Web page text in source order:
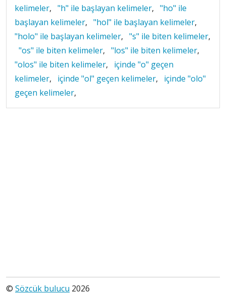
kelimeler, "h" ile başlayan kelimeler, "ho" ile
başlayan kelimeler, "hol" ile başlayan kelimeler,
"holo" ile başlayan kelimeler, "s" ile biten kelimeler,
"os" ile biten kelimeler, "los" ile biten kelimeler,
"olos" ile biten kelimeler,
içinde "o" geçen
kelimeler, içinde "ol" geçen kelimeler,
içinde "olo"
geçen kelimeler,
© Sözcük bulucu 2026